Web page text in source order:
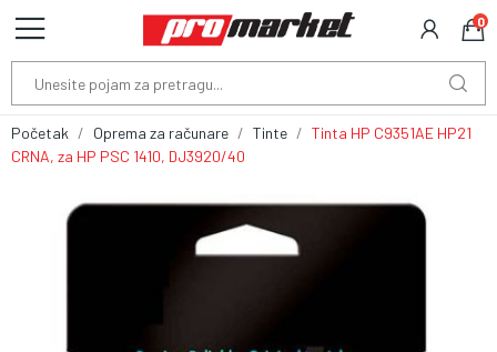
0
Početak Oprema za računare Tinte
Tinta HP C9351AE HP21
CRNA, za HP PSC 1410, DJ3920/40